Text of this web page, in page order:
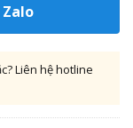
Liên hệ hotline